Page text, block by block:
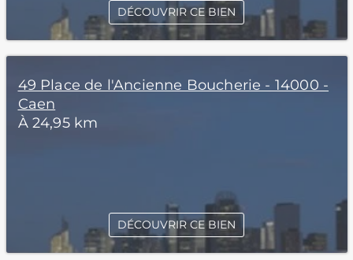
DÉCOUVRIR CE BIEN
49 Place de l'Ancienne Boucherie - 14000 -
Caen
À 24,95 km
DÉCOUVRIR CE BIEN